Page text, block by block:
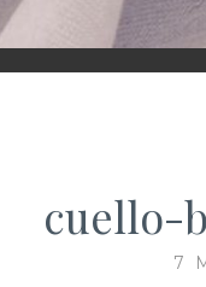
cuello-
7